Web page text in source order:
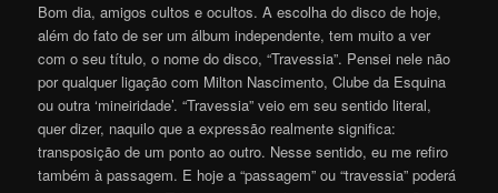
Bom dia, amigos cultos e ocultos. A escolha do disco de hoje,
além do fato de ser um álbum independente, tem muito a ver
com o seu título, o nome do disco, “Travessia”. Pensei nele não
por qualquer ligação com Milton Nascimento, Clube da Esquina
ou outra ‘mineiridade’. “Travessia” veio em seu sentido literal,
quer dizer, naquilo que a expressão realmente significa:
transposição de um ponto ao outro. Nesse sentido, eu me refiro
também à passagem. E hoje a “passagem” ou “travessia” poderá